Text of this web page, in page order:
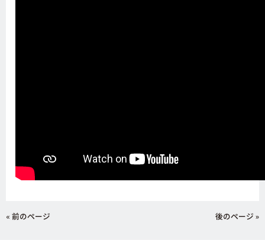
« 前のページ 後のページ »